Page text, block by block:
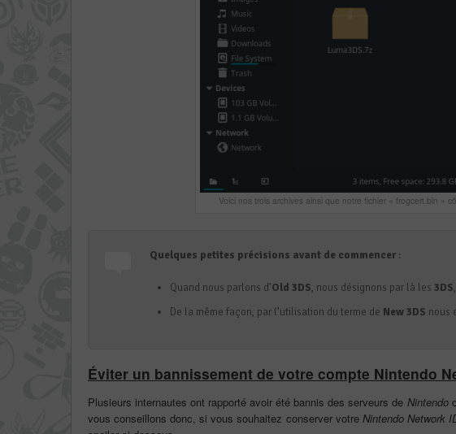
Voici nos trois archives ainsi que notre fichier « frogcert.bin »
Quelques petites précisions avant de commencer :
Quand nous parlons d’Old 3DS, nous désignons par là les 3DS
De la même façon, par l’utilisation du terme de New 3DS nous
Éviter un bannissement de votre compte Nintendo
Plusieurs internautes ont rapporté avoir été bannis des serveurs de Nintendo
vous conseillons donc, si vous souhaitez conserver votre Nintendo Network